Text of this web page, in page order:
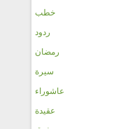
خطب
ردود
رمضان
سيرة
عاشوراء
عقيدة